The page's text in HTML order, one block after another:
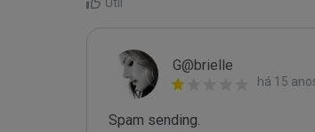
G@brielle
há 15
Spam sending.